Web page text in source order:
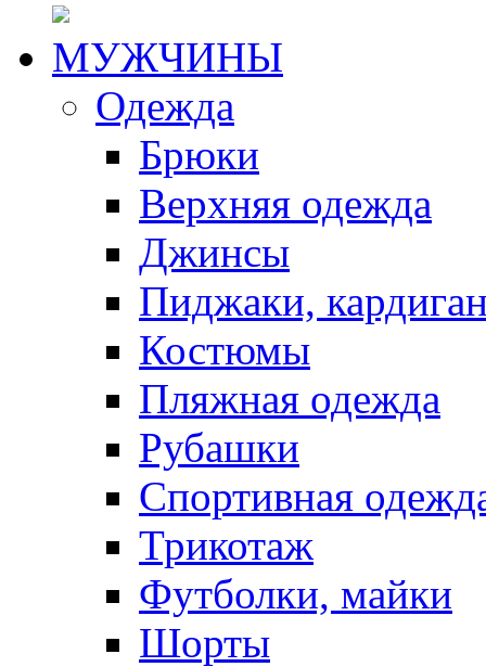
МУЖЧИНЫ
Одежда
Брюки
Верхняя одежда
Джинсы
Пиджаки,
Костюмы
Пляжная одежда
Рубашки
Спортивная
Трикотаж
Футболки, майки
Шорты